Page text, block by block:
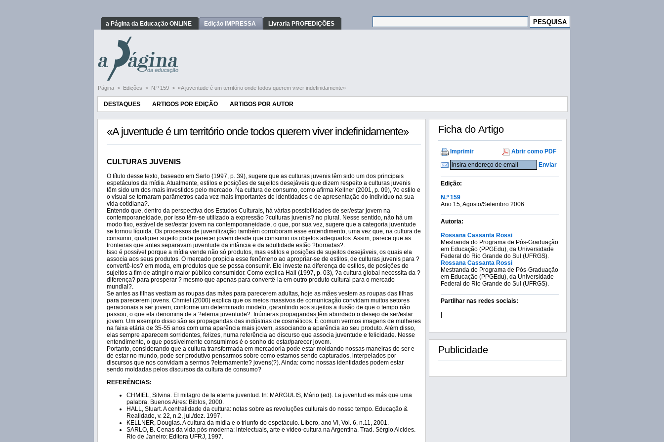
a Página da Educação ONLINE Edição IMPRESSA Livraria PROFEDIÇÕES
Página > Edições > N.º 159 > «A juventude é um território onde todos querem viver indefinidamente»
DESTAQUES ARTIGOS POR EDIÇÃO ARTIGOS POR AUTOR
«A juventude é um território onde todos querem viver indefinidamente»
CULTURAS JUVENIS
O título desse texto, baseado em Sarlo (1997, p. 39), sugere que as culturas juvenis têm sido um dos principais
espetáculos da mídia. Atualmente, estilos e posições de sujeitos desejáveis que dizem respeito a culturas juvenis
têm sido um dos mais investidos pelo mercado. Na cultura de consumo, como afirma Kellner (2001, p. 09), ?o estilo e
o visual se tornaram parâmetros cada vez mais importantes de identidades e de apresentação do indivíduo na sua
vida cotidiana?.
Entendo que, dentro da perspectiva dos Estudos Culturais, há várias possibilidades de ser/estar jovem na
contemporaneidade, por isso têm-se utilizado a expressão ?culturas juvenis? no plural. Nesse sentido, não há um
modo fixo, estável de ser/estar jovem na contemporaneidade, o que, por sua vez, sugere que a categoria juventude
se tornou líquida. Os processos de juvenilização também corroboram esse entendimento, uma vez que, na cultura de
consumo, qualquer sujeito pode parecer jovem desde que consumo os objetos adequados. Assim, parece que as
fronteiras que antes separavam juventude da infância e da adultidade estão ?borradas?.
Isso é possível porque a mídia vende não só produtos, mas estilos e posições de sujeitos desejáveis, os quais ela
associa aos seus produtos. O mercado propicia esse fenômeno ao apropriar-se de estilos, de culturas juvenis para ?
convertê-los? em moda, em produtos que se possa consumir. Ele investe na diferença de estilos, de posições de
sujeitos a fim de atingir o maior público consumidor. Como explica Hall (1997, p. 03), ?a cultura global necessita da ?
diferença? para prosperar ? mesmo que apenas para convertê-la em outro produto cultural para o mercado
mundial?.
Se antes as filhas vestiam as roupas das mães para parecerem adultas, hoje as mães vestem as roupas das filhas
para parecerem jovens. Chmiel (2000) explica que os meios massivos de comunicação convidam muitos setores
geracionais a ser jovem, conforme um determinado modelo, garantindo aos sujeitos a ilusão de que o tempo não
passou, o que ela denomina de a ?eterna juventude?. Inúmeras propagandas têm abordado o desejo de ser/estar
jovem. Um exemplo disso são as propagandas das indústrias de cosméticos. É comum vermos imagens de mulheres
na faixa etária de 35-55 anos com uma aparência mais jovem, associando a aparência ao seu produto. Além disso,
elas sempre aparecem sorridentes, felizes, numa referência ao discurso que associa juventude e felicidade. Nesse
entendimento, o que possivelmente consumimos é o sonho de estar/parecer jovem.
Portanto, considerando que a cultura transformada em mercadoria pode estar moldando nossas maneiras de ser e
de estar no mundo, pode ser produtivo pensarmos sobre como estamos sendo capturados, interpelados por
discursos que nos convidam a sermos ?eternamente? jovens(?). Ainda: como nossas identidades podem estar
sendo moldadas pelos discursos da cultura de consumo?
REFERÊNCIAS:
CHMIEL, Silvina. El milagro de la eterna juventud. In: MARGULIS, Mário (ed). La juventud es más que uma
palabra. Buenos Aires: Biblos, 2000.
HALL, Stuart. A centralidade da cultura: notas sobre as revoluções culturais do nosso tempo. Educação &
Realidade, v. 22, n.2, jul./dez. 1997.
KELLNER, Douglas. A cultura da mídia e o triunfo do espetáculo. Líbero, ano VI, Vol. 6, n.11, 2001.
SARLO, B. Cenas da vida pós-moderna: intelectuais, arte e vídeo-cultura na Argentina. Trad. Sérgio Alcides.
Rio de Janeiro: Editora UFRJ, 1997.
Ficha do Artigo
Imprimir
Abrir como PDF
Enviar
Edição:
N.º 159
Ano 15, Agosto/Setembro 2006
Autoria:
Rossana Cassanta Rossi
Mestranda do Programa de Pós-Graduação
em Educação (PPGEdu), da Universidade
Federal do Rio Grande do Sul (UFRGS).
Rossana Cassanta Rossi
Mestranda do Programa de Pós-Graduação
em Educação (PPGEdu), da Universidade
Federal do Rio Grande do Sul (UFRGS).
Partilhar nas redes sociais:
Publicidade